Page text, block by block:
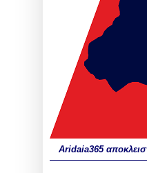
Aridaia365